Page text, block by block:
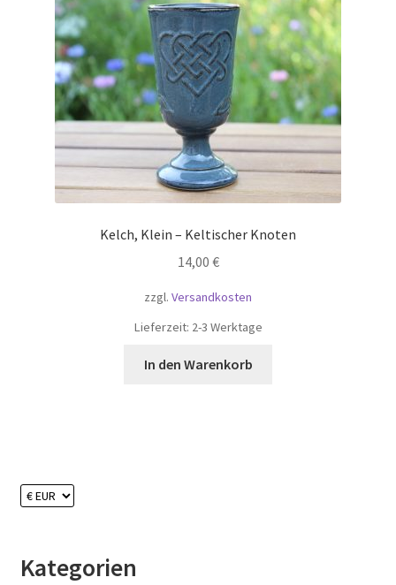
Kelch, Klein – Keltischer Knoten
14,00 €
zzgl. Versandkosten
Lieferzeit: 2-3 Werktage
In den Warenkorb
Kategorien